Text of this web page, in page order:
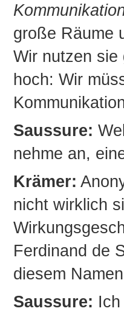
große Räume
Wir nutzen
hoch: Wir
Saussure:
nehme an,
Krämer:
nicht wirklich
Ferdinand de
diesem
Saussure: